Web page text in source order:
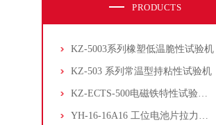
PRODUCTS
KZ-5003系列橡塑低温脆性试验机
KZ-503 系列常温型持粘性试验机
KZ-ECTS-500电磁铁特性试验系统
YH-16-16A16 工位电池片拉力试验机